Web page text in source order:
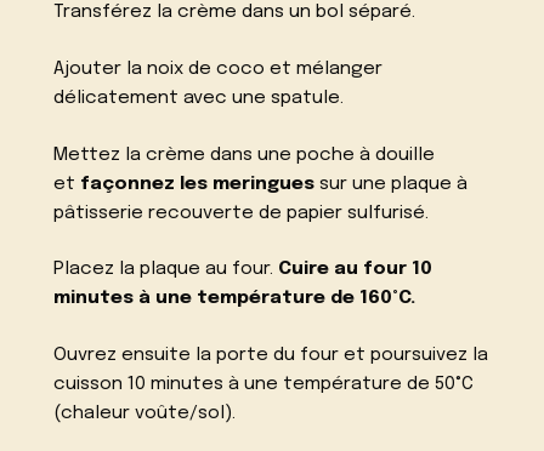
Transférez la crème dans un bol séparé.
Ajouter la noix de coco et mélanger
délicatement avec une spatule.
Mettez la crème dans une poche à douille
et façonnez les meringues sur une plaque à
pâtisserie recouverte de papier sulfurisé.
Placez la plaque au four. Cuire au four 10
minutes à une température de 160°C.
Ouvrez ensuite la porte du four et poursuivez la
cuisson 10 minutes à une température de 50°C
(chaleur voûte/sol).